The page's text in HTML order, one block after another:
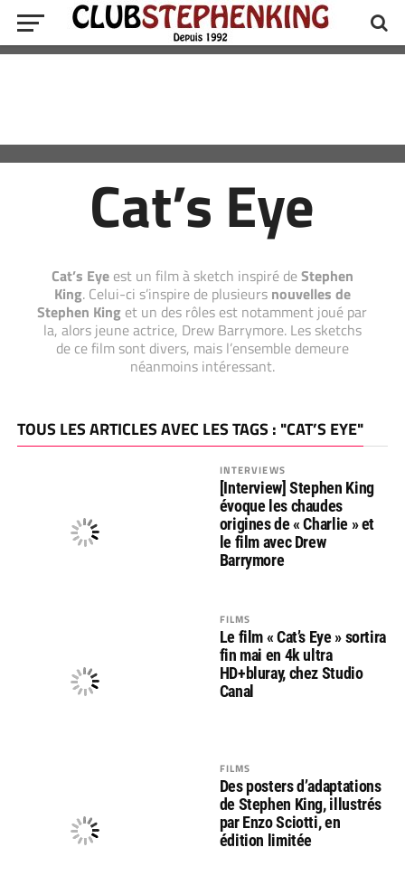
Cat’s Eye
Cat’s Eyeest un film à sketch inspiré deStephen
King. Celui-ci s’inspire de plusieurs nouvelles de
Stephen King et un des rôles est notamment joué par
la, alors jeune actrice, Drew Barrymore. Les sketchs
de ce film sont divers, mais l’ensemble demeure
néanmoins intéressant.
TOUS LES ARTICLES AVEC LES TAGS : "CAT’S EYE"
INTERVIEWS
[Interview] Stephen King
évoque les chaudes
origines de « Charlie » et
le film avec Drew
Barrymore
FILMS
Le film « Cat’s Eye » sortira
fin mai en 4k ultra
HD+bluray, chez Studio
Canal
FILMS
Des posters d’adaptations
de Stephen King, illustrés
par Enzo Sciotti, en
édition limitée